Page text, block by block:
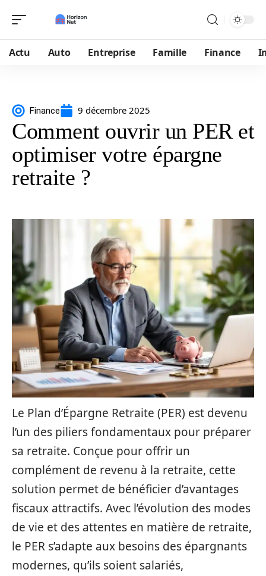
Actu Auto Entreprise Famille Finance
Finance 9 décembre 2025
Comment ouvrir un PER et
optimiser votre épargne
retraite ?
Le Plan d’Épargne Retraite (PER) est devenu
l’un des piliers fondamentaux pour préparer
sa retraite. Conçue pour offrir un
complément de revenu à la retraite, cette
solution permet de bénéficier d’avantages
fiscaux attractifs. Avec l’évolution des modes
de vie et des attentes en matière de retraite,
le PER s’adapte aux besoins des épargnants
modernes, qu’ils soient salariés,